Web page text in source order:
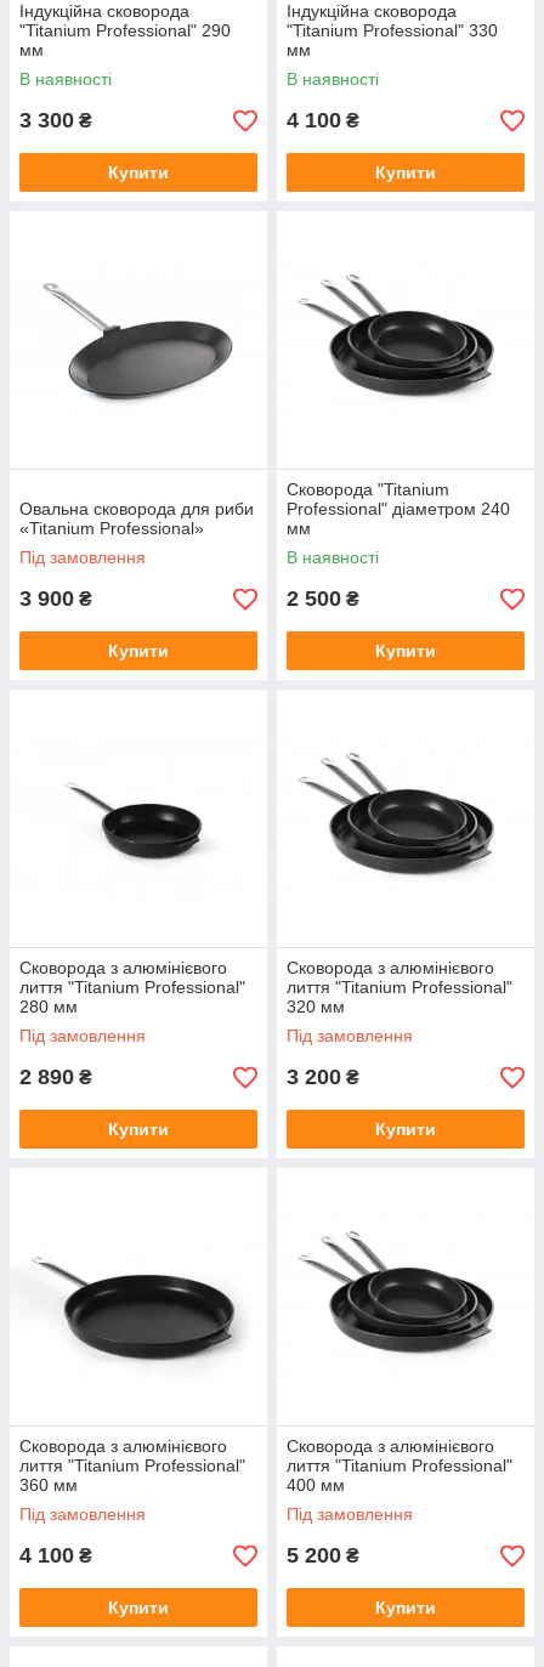
Індукційна сковорода
"Titanium Professional" 290
мм
В наявності
3 300 ₴
Купити
Індукційна сковорода
"Titanium Professional" 330
мм
В наявності
4 100 ₴
Купити
Овальна сковорода для риби
«Titanium Professional»
Під замовлення
3 900 ₴
Купити
Сковорода "Titanium
Professional" діаметром 240
мм
В наявності
2 500 ₴
Купити
Сковорода з алюмінієвого
лиття "Titanium Professional"
280 мм
Під замовлення
2 890 ₴
Купити
Сковорода з алюмінієвого
лиття "Titanium Professional"
320 мм
Під замовлення
3 200 ₴
Купити
Сковорода з алюмінієвого
лиття "Titanium Professional"
360 мм
Під замовлення
4 100 ₴
Купити
Сковорода з алюмінієвого
лиття "Titanium Professional"
400 мм
Під замовлення
5 200 ₴
Купити